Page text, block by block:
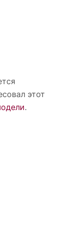
этот
.